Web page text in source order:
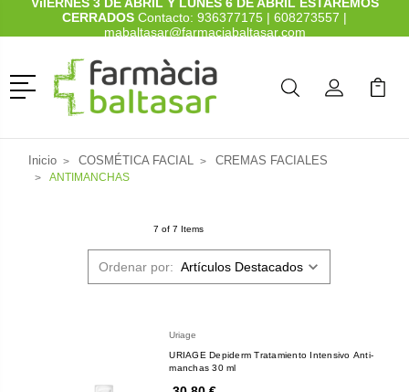
CERRADOS Contacto: 936377175 | 608273557 |
mabaltasar@farmaciabaltasar.com
Menú
BuscarMi Cuenta
Mi
Inicio COSMÉTICA FACIAL CREMAS FACIALES
ANTIMANCHAS
7 of 7 Items
Ordenar por:
Uriage
URIAGE Depiderm Tratamiento Intensivo Anti-
manchas 30 ml